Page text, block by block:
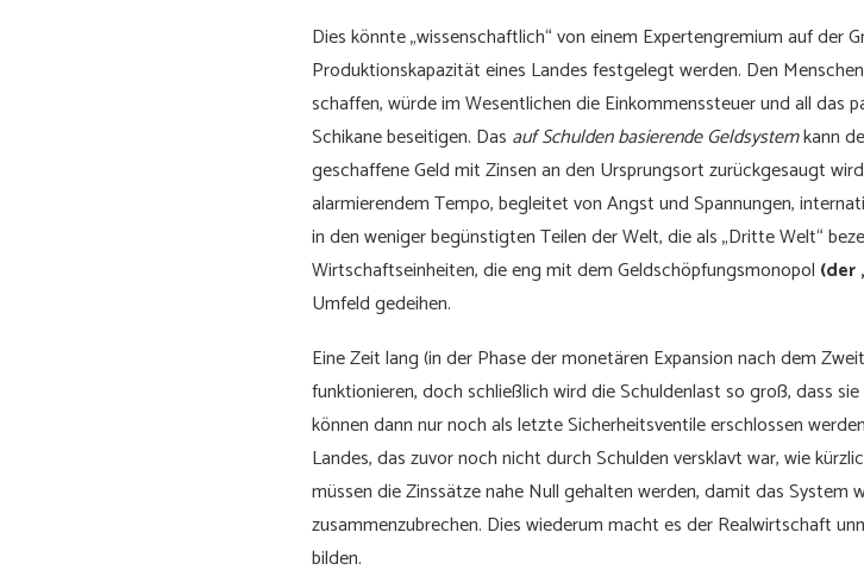
Dies könnte „wissenschaftlich“ von einem Expertengremium auf der
Produktionskapazität eines Landes festgelegt werden. Den
schaffen, würde im Wesentlichen die Einkommenssteuer und all das
Schikane beseitigen. Das auf Schulden basierende Geldsystemkann
geschaffene Geld mit Zinsen an den Ursprungsort zurückgesaugt
alarmierendem Tempo, begleitet von Angst und Spannungen,
in den weniger begünstigten Teilen der Welt, die als „Dritte Welt“
Wirtschaftseinheiten, die eng mit dem Geldschöpfungsmonopol (der
Umfeld gedeihen.
Eine Zeit lang (in der Phase der monetären Expansion nach dem
funktionieren, doch schließlich wird die Schuldenlast so groß, dass
können dann nur noch als letzte Sicherheitsventile erschlossen
Landes, das zuvor noch nicht durch Schulden versklavt war, wie
müssen die Zinssätze nahe Null gehalten werden, damit das System
zusammenzubrechen. Dies wiederum macht es der Realwirtschaft
bilden.